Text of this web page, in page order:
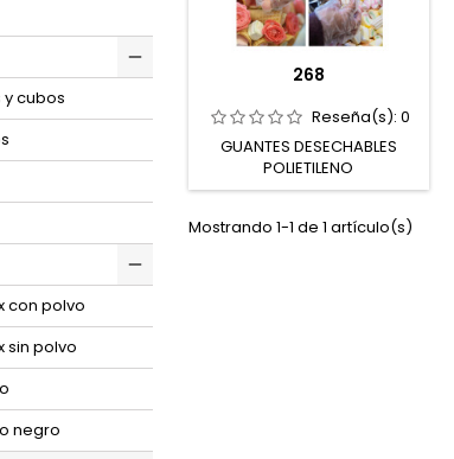
cubos
con polvo
sin polvo
negro
268
Reseña(s):0
GUANTES DESECHABLES
POLIETILENO
Mostrando 1-1 de 1 artículo(s)